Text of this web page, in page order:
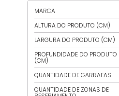
DESCONTOS
MAIOR PREÇO
MENOR PREÇO
DE A A Z
DE Z A A
MARCA
CUISINART
CRISSAIR
ALTURA DO PRODUTO (CM)
86
LARGURA DO PRODUTO (CM)
76
60
PROFUNDIDADE DO PRODUTO
(CM)
75
57
QUANTIDADE DE GARRAFAS
28
QUANTIDADE DE ZONAS DE